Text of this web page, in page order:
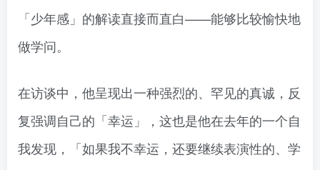
「少年感」的解读直接而直白——能够比较愉快地
做学问。
在访谈中，他呈现出一种强烈的、罕见的真诚，反
复强调自己的「幸运」，这也是他在去年的一个自
我发现，「如果我不幸运，还要继续表演性的、学